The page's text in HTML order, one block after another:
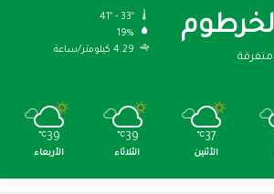
19%
4.29 كيلومتر/ساعة
37
℃
الأثنين
39
℃
الثلاثاء
39
℃
الأربعاء